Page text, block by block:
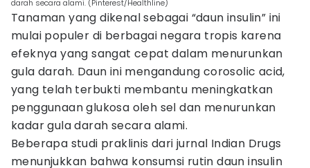
darah secara alami. (Pinterest/Healthline)
Tanaman yang dikenal sebagai “daun insulin” ini
mulai populer di berbagai negara tropis karena
efeknya yang sangat cepat dalam menurunkan
gula darah. Daun ini mengandung corosolic acid,
yang telah terbukti membantu meningkatkan
penggunaan glukosa oleh sel dan menurunkan
kadar gula darah secara alami.
Beberapa studi praklinis dari jurnal Indian Drugs
menunjukkan bahwa konsumsi rutin daun insulin